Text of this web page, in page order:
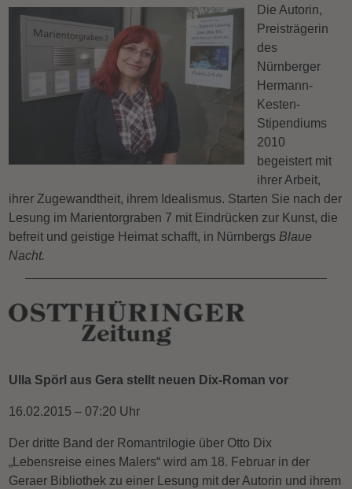
Die Autorin,
Preisträgerin
des
Nürnberger
Hermann-
Kesten-
Stipendiums
2010
begeistert mit
ihrer Arbeit,
ihrer Zugewandtheit, ihrem Idealismus. Starten Sie nach der
Lesung im Marientorgraben 7 mit Eindrücken zur Kunst, die
befreit und geistige Heimat schafft, in Nürnbergs Blaue
Nacht.
Ulla Spörl aus Gera stellt neuen Dix-Roman vor
16.02.2015 – 07:20 Uhr
Der dritte Band der Romantrilogie über Otto Dix
„Lebensreise eines Malers“ wird am 18. Februar in der
Geraer Bibliothek zu einer Lesung mit der Autorin und ihrem